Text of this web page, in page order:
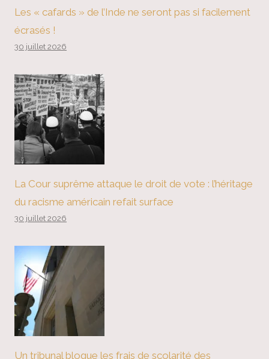
Les « cafards » de l’Inde ne seront pas si facilement
écrasés !
30 juillet 2026
La Cour suprême attaque le droit de vote : l’héritage
du racisme américain refait surface
30 juillet 2026
Un tribunal bloque les frais de scolarité des